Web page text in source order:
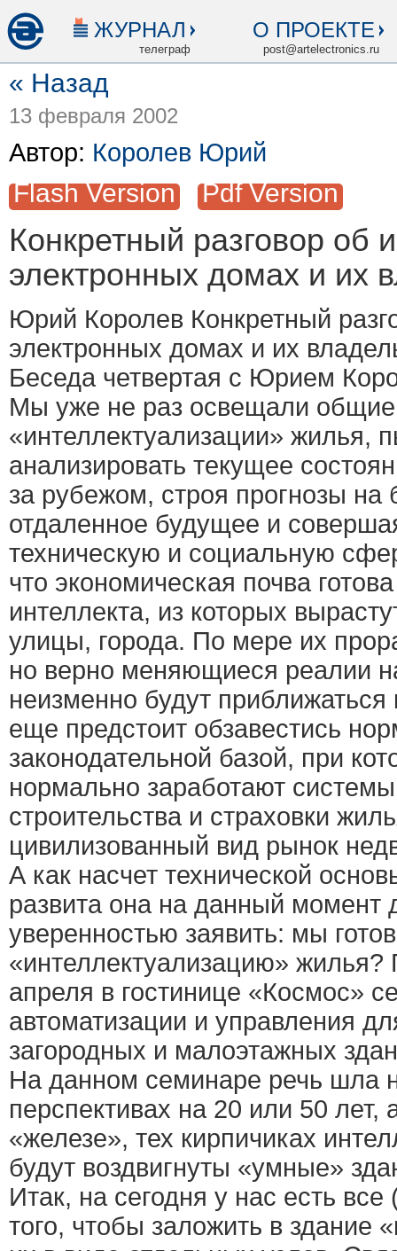
ЖУРНАЛ
телеграф
О ПРОЕКТЕ
post@artelectronics.ru
« Назад
13 февраля 2002
Автор: Королев Юрий
Flash Version Pdf Version
Конкретный разговор об
электронных домах и их
Юрий Королев Конкретный
электронных домах и их
Беседа четвертая с Юрием
Мы уже не раз освещали
«интеллектуализации» жилья,
анализировать текущее
за рубежом, строя прогнозы
отдаленное будущее и
техническую и социальную
что экономическая почва
интеллекта, из которых
улицы, города. По мере их
но верно меняющиеся реалии
неизменно будут
еще предстоит обзавестись
законодательной базой, при
нормально заработают
строительства и страховки
цивилизованный вид рынок
А как насчет технической
развита она на данный момент
уверенностью заявить: мы
«интеллектуализацию»
апреля в гостинице «Космос»
автоматизации и управления
загородных и малоэтажных
На данном семинаре речь шла
перспективах на 20 или 50 лет,
«железе», тех кирпичиках
будут воздвигнуты «умные»
Итак, на сегодня у нас есть
того, чтобы заложить в здание